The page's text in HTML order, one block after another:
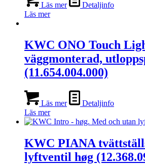
Läs mer
Detaljinfo
Läs mer
KWC ONO Touch
väggmonterad,
(11.654.004.000)
Läs mer
Detaljinfo
Läs mer
KWC PIANA
lyftventil høg